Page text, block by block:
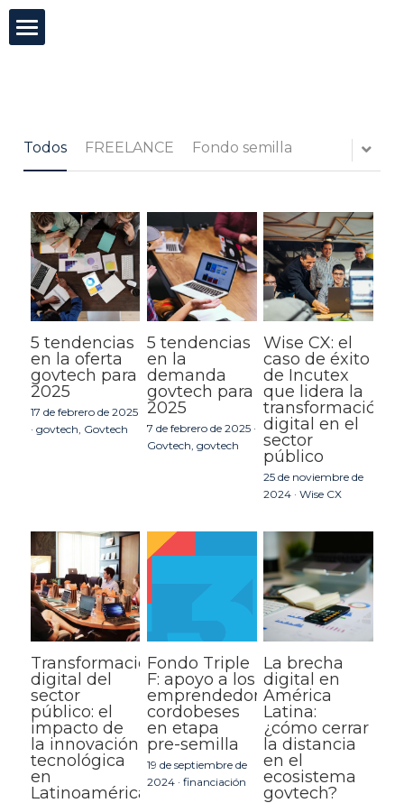
Mentorías
Blog
Test de agilidad
Buscar
Todos FREELANCE Fondo semilla
5 tendencias
en la oferta
govtech para
2025
17 de febrero de 2025
· govtech, Govtech
5 tendencias
en la
demanda
govtech para
2025
7 de febrero de 2025 ·
Govtech, govtech
Wise CX: el
caso de éxito
de Incutex
que lidera la
transformación
digital en el
sector
público
25 de noviembre de
2024 ·Wise CX
Transformación
digital del
sector
público: el
impacto de
la innovación
tecnológica
en
Latinoamérica
Fondo Triple
F: apoyo a los
emprendedores
cordobeses
en etapa
pre-semilla
19 de septiembre de
2024 ·financiación
La brecha
digital en
América
Latina:
¿cómo cerrar
la distancia
en el
ecosistema
govtech?